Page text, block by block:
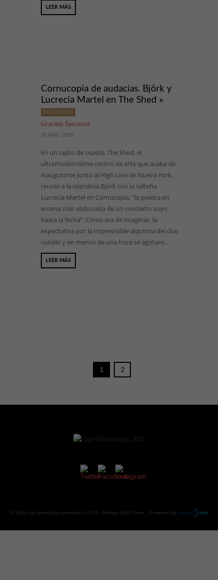
LEER MÁS
Cornucopia de audacias. Björk y
Lucrecia Martel en The Shed »
DISCUSIÓN
Graciela Speranza
30 MAY, 2019
En un rapto de osadía, The Shed, el
ultramodernísimo centro de arte que acaba de
inaugurarse junto al High Line de Nueva York,
reunió a la islandesa Björk con la salteña
Lucrecia Martel en Cornucopia, “la puesta en
escena más elaborada de un concierto suyo
hasta la fecha”. Como era de imaginar, la
expectativa por la imprevisible alquimia del dúo
cundió y en menos de una hora se agotaro...
LEER MÁS
1 2
© Todos los derechos reservados 2018 - Revista Otra Parte. Powered by Urano web